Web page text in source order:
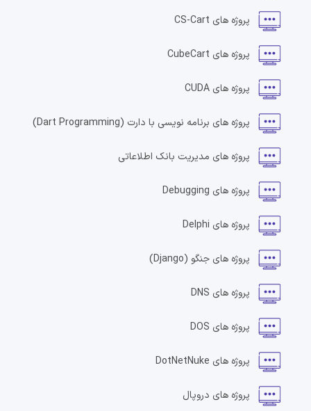
پروژه های CS-Cart
پروژه های CubeCart
پروژه های CUDA
پروژه های برنامه نویسی با دارت (Dart Programming)
پروژه های مدیریت بانک اطلاعاتی
پروژه های Debugging
پروژه های Delphi
پروژه های جنگو (Django)
پروژه های DNS
پروژه های DOS
پروژه های DotNetNuke
پروژه های دروپال